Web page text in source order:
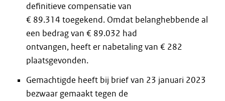
definitieve compensatie van
€ 89.314 toegekend. Omdat belanghebbende al
een bedrag van € 89.032 had
ontvangen, heeft er nabetaling van € 282
plaatsgevonden.
Gemachtigde heeft bij brief van 23 januari 2023
bezwaar gemaakt tegen de